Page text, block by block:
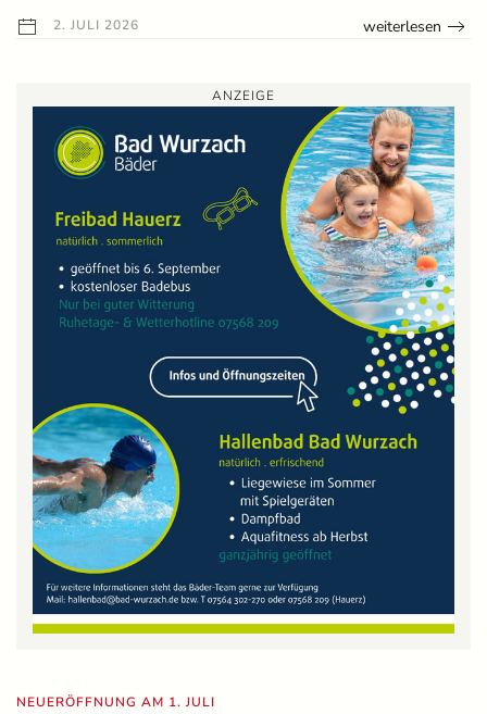
2. JULI 2026 weiterlesen
ANZEIGE
NEUERÖFFNUNG AM 1. JULI